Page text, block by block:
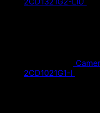
2CD1021G1-I